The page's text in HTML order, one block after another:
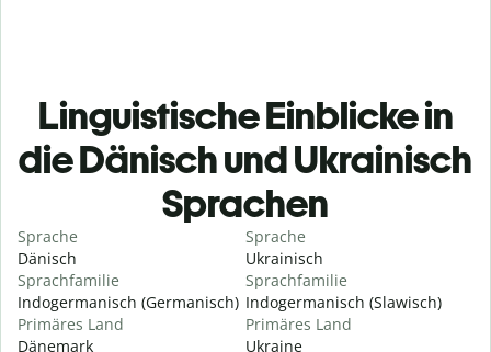
Linguistische Einblicke in
die Dänisch und Ukrainisch
Sprachen
Sprache
Dänisch
Sprachfamilie
Indogermanisch (Germanisch)
Primäres Land
Dänemark
Sprache
Ukrainisch
Sprachfamilie
Indogermanisch (Slawisch)
Primäres Land
Ukraine